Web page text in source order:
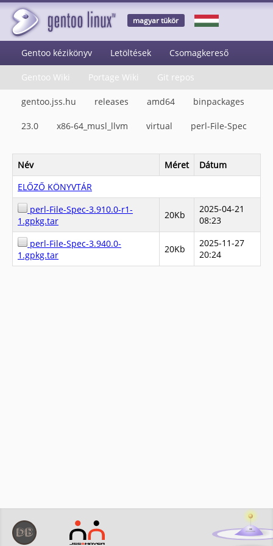
magyar tükör
Gentoo kézikönyv Letöltések Csomagkereső
Gentoo Wiki Portage Wiki Git repos
gentoo.jss.hu releases amd64 binpackages
23.0 x86-64_musl_llvm virtual perl-File-Spec
Név Méret
Dátum
ELŐZŐ KÖNYVTÁR
perl-File-Spec-3.910.0-r1-
1.gpkg.tar
20Kb
2025-04-21
08:23
perl-File-Spec-3.940.0-
1.gpkg.tar
20Kb
2025-11-27
20:24